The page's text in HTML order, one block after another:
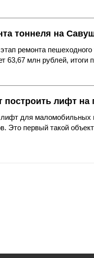
тоннеля на
ремонта пешеходного
млн рублей, итоги
лифт на
для
Это первый такой